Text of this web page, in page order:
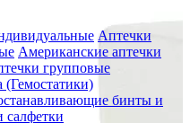
Аптечки
Американские аптечки
групповые
(Гемостатики)
бинты и
салфетки